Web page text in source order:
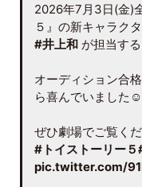
2026年7月3日(金)
５』の新キャラク
#井上和 が担当す
オーディション合
ら喜んでいました☺️
ぜひ劇場でご覧く
#トイストーリー５
pic.twitter.com/